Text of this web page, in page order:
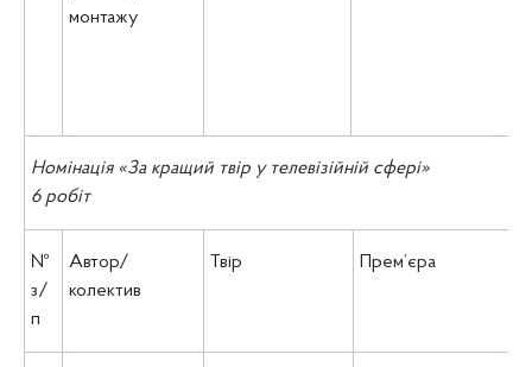
монтажу
Номінація «За кращий твір у телевізійній сфері»
6 робіт
№
з/
п
Автор/
колектив
Твір Прем’єра